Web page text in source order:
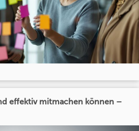
effektiv mitmachen können –